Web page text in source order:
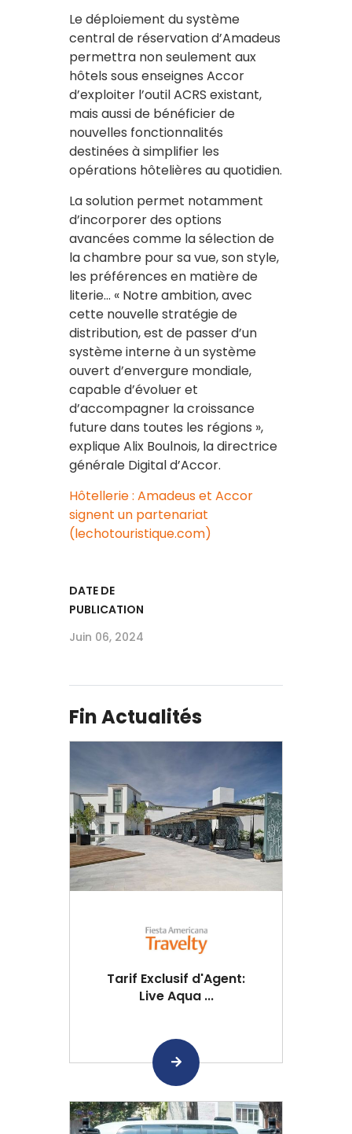
Le déploiement du système
central de réservation d’Amadeus
permettra non seulement aux
hôtels sous enseignes Accor
d’exploiter l’outil ACRS existant,
mais aussi de bénéficier de
nouvelles fonctionnalités
destinées à simplifier les
opérations hôtelières au quotidien.
La solution permet notamment
d’incorporer des options
avancées comme la sélection de
la chambre pour sa vue, son style,
les préférences en matière de
literie… « Notre ambition, avec
cette nouvelle stratégie de
distribution, est de passer d’un
système interne à un système
ouvert d’envergure mondiale,
capable d’évoluer et
d’accompagner la croissance
future dans toutes les régions »,
explique Alix Boulnois, la directrice
générale Digital d’Accor.
Hôtellerie : Amadeus et Accor
signent un partenariat
(lechotouristique.com)
DATE DE
PUBLICATION
Juin 06, 2024
Fin Actualités
Tarif Exclusif d'Agent:
Live Aqua ...